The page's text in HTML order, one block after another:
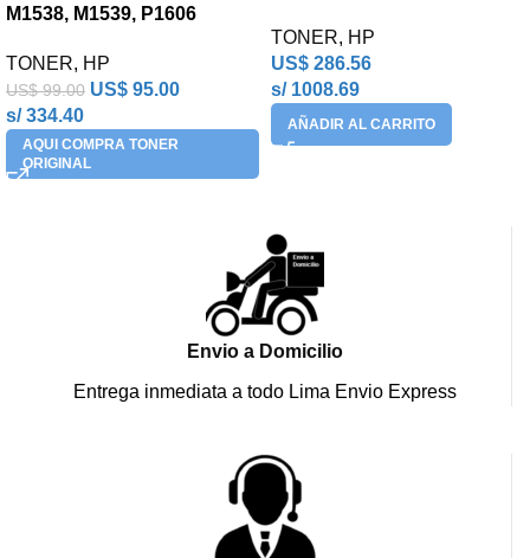
M1538, M1539, P1606
TONER, HP
US$99.00 US$ 95.00
s/ 334.40
AQUI COMPRA TONER
ORIGINAL
TONER, HP
US$ 286.56
s/ 1008.69
AÑADIR AL CARRITO
Envio a Domicilio
Entrega inmediata a todo Lima Envio Express